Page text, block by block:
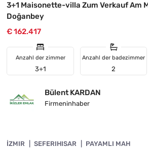
3+1 Maisonette-villa Zum Verkauf Am
Doğanbey
€ 162.417
Anzahl der zimmer
3+1
Anzahl der badezimmer
2
Bülent KARDAN
Firmeninhaber
GEFALLEN
İZMIR SEFERIHISAR PAYAMLI MAH